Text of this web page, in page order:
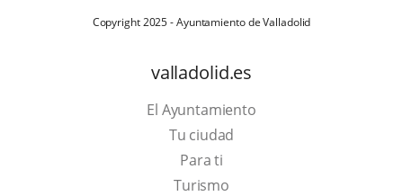
Copyright 2025 - Ayuntamiento de Valladolid
valladolid.es
El Ayuntamiento
Tu ciudad
Para ti
TurismoThis